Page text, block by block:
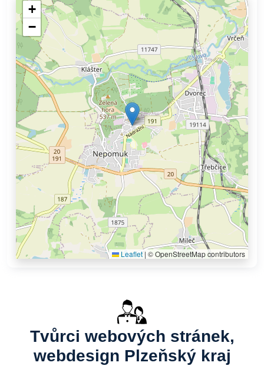
+
−
Leaflet | © OpenStreetMap contributors
Tvůrci webových stránek,
webdesign Plzeňský kraj